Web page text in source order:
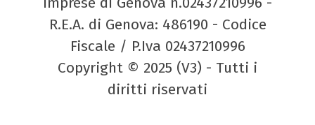
R.E.A. di Genova: 486190 - Codice
Fiscale / P.Iva 02437210996
Copyright © 2025 (V3) - Tutti i
diritti riservati